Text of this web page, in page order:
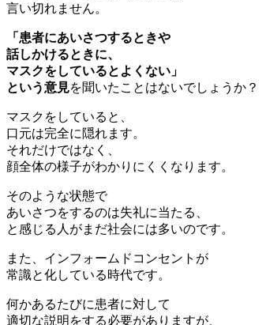
言い切れません。
「患者にあいさつするときや
話しかけるときに、
マスクをしているとよくない」
という意見を聞いたことはないでしょうか？
マスクをしていると、
口元は完全に隠れます。
それだけではなく、
顔全体の様子がわかりにくくなります。
そのような状態で
あいさつをするのは失礼に当たる、
と感じる人がまだ社会には多いのです。
また、インフォームドコンセントが
常識と化している時代です。
何かあるたびに患者に対して
適切な説明をする必要がありますが、